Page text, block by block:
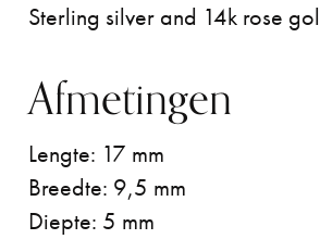
Sterling silver and 14k rose
Afmetingen
Lengte: 17 mm
Breedte: 9,5 mm
Diepte: 5 mm